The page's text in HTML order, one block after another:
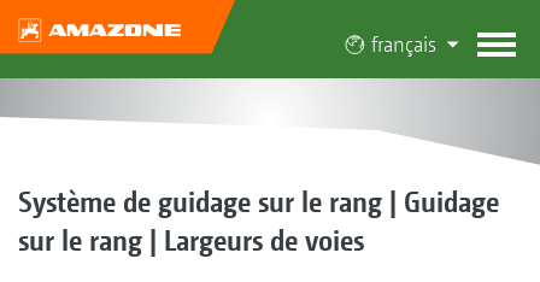
français
Système de guidage sur le rang | Guidage
sur le rang | Largeurs de voies